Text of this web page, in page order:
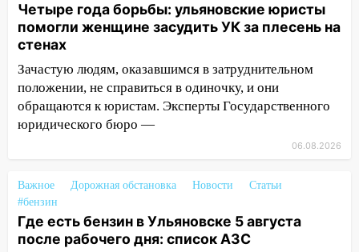
06:00 Четыре года борьбы: ульяновские
юристы помогли женщине засудить УК
за плесень на стенах
05:00 Кому 6 августа звезды сулят
прибыль, а кому — испытания на
прочность
ДТП с мотоциклистом
20:22 Мошенники обманули 92-летнюю
жительницу Ульяновской области
Четыре года борьбы: ульяновские юристы
помогли женщине засудить УК за плесень на
стенах
Зачастую людям, оказавшимся в затруднительном
положении, не справиться в одиночку, и они
обращаются к юристам. Эксперты Государственного
юридического бюро —
06.08.2026
Важное Дорожная обстановка Новости
Статьи
#бензин
Где есть бензин в Ульяновске 5 августа
после рабочего дня: список АЗС